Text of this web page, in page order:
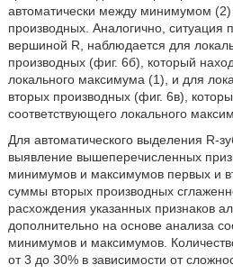
автоматически между минимумом
производных. Аналогично, ситуация
вершиной R, наблюдается для
производных (фиг. 6б), который
локального максимума (1), и для
вторых производных (фиг. 6в),
соответствующего локального
Для автоматического выделения R-
выявление вышеперечисленных
минимумов и максимумов первых и
суммы вторых производных
расхождения указанных признаков
дополнительно на основе анализа
минимумов и максимумов.
от 3 до 30% в зависимости от